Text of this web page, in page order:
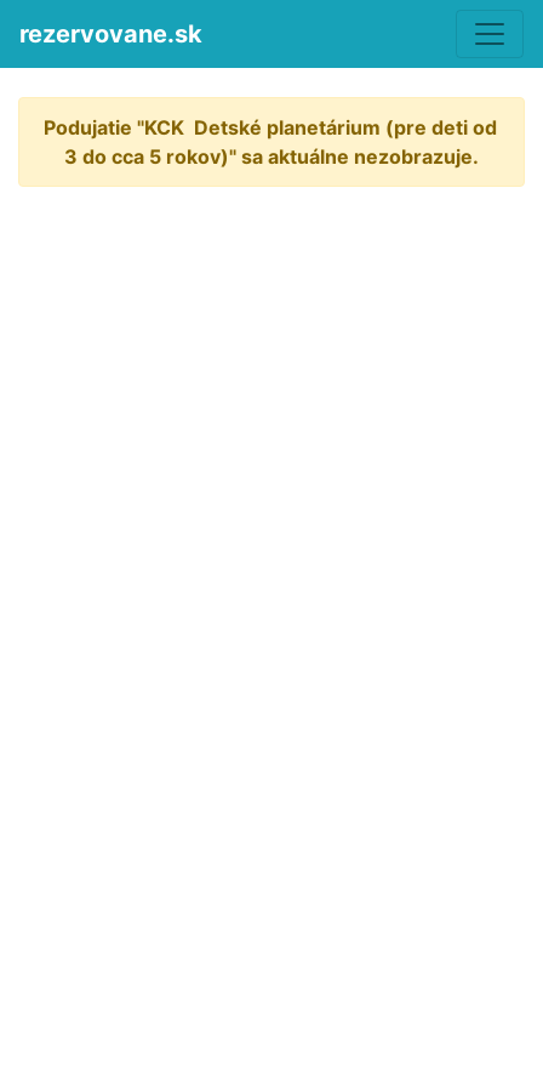
rezervovane.sk
Podujatie "KCK  Detské planetárium (pre deti od
3 do cca 5 rokov)" sa aktuálne nezobrazuje.